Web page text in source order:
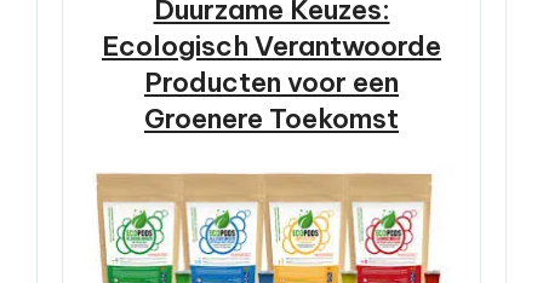
Duurzame Keuzes:
Ecologisch Verantwoorde
Producten voor een
Groenere Toekomst